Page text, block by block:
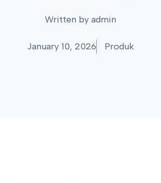
Written by admin
January 10, 2026 Produk